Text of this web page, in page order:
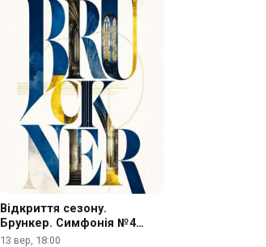
Відкриття сезону.
Брункер. Симфонія №4
«Романтична»
13 вер, 18:00